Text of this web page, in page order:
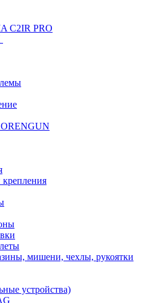
C2IR PRO
мишени, чехлы, рукоятки
устройства)